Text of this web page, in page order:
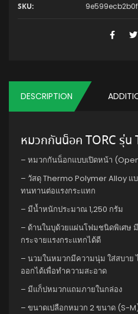
SKU: 9e599ecb2b0f
DESCRIPTION
หมวกกันน็อค TORC รุ่น
– หมวกกันน็อกแบบเปิดหน้า
– วัสดุ Thermo Polymer Alloy แ
ทนทานต่อแรงกระแทก
– มีน้ำหนักประมาณ 1,250 กรัม
– ด้านในบุด้วยแผ่นโฟมชนิดพิเศษ
กระจายแรงกระแทกได้ดี
– นวมในหมวกมีความนุ่ม ใส่สบาย
ออกได้เพื่อทำความสะอาด
– มีแก็ปหมวกแถมภายในกล่อง
– ขนาดเปลือกหมวก 2 ขนาด (S-